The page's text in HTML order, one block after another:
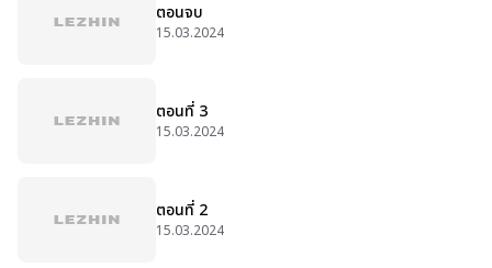
ตอนจบ
15.03.2024
ตอนที่ 3
15.03.2024
ตอนที่ 2
15.03.2024